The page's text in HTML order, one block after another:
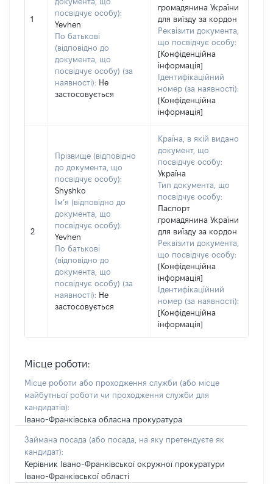
1
посвідчує особу):
Yevhen
По батькові
(відповідно до
документа, що
посвідчує особу) (за
наявності): Не
застосовується
громадянина України
для виїзду за кордон
Реквізити документа,
що посвідчує особу:
[Конфіденційна
інформація]
Ідентифікаційний
номер (за наявності):
[Конфіденційна
інформація]
2
Прізвище (відповідно
до документа, що
посвідчує особу):
Shyshko
Ім’я (відповідно до
документа, що
посвідчує особу):
Yevhen
По батькові
(відповідно до
документа, що
посвідчує особу) (за
наявності): Не
застосовується
Країна, в якій видано
документ, що
посвідчує особу:
Україна
Тип документа, що
посвідчує особу:
Паспорт
громадянина України
для виїзду за кордон
Реквізити документа,
що посвідчує особу:
[Конфіденційна
інформація]
Ідентифікаційний
номер (за наявності):
[Конфіденційна
інформація]
Місце роботи:
Місце роботи або проходження служби (або місце
майбутньої роботи чи проходження служби для
кандидатів):
Івано-Франківська обласна прокуратура
Займана посада (або посада, на яку претендуєте як
кандидат):
Керівник Івано-Франківської окружної прокуратури
Івано-Франківської області